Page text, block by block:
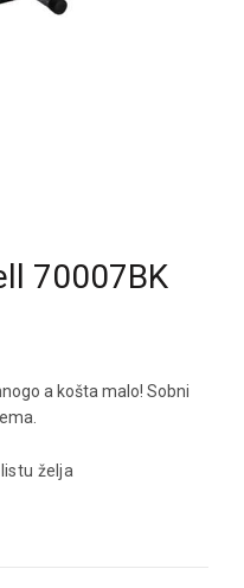
70007BK
a košta malo! Sobni
listu želja